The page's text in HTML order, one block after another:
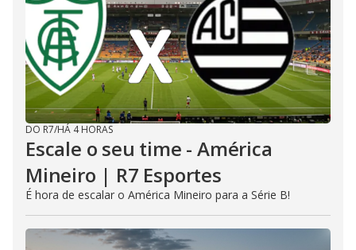
DO R7/HÁ 4 HORAS
Escale o seu time - América
Mineiro | R7 Esportes
É hora de escalar o América Mineiro para a Série B!